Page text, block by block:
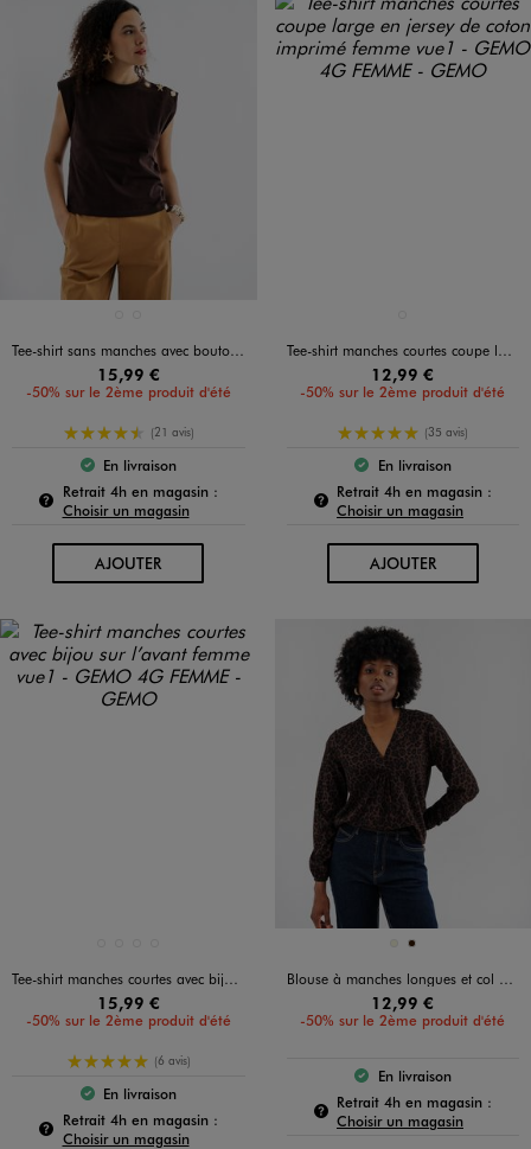
Tee-shirt sans manches avec boutons fantaisie sur l’épaule femme
15,99 €
-50% sur le 2ème produit d'été
4.5/5 de moyenne
(21 avis)
Le produit est disponible :
En livraison
Retrait 4h en magasin :Pour connaître la disponibilité de ce produit :
Choisir un magasin
AJOUTERAU PANIER
Tee-shirt manches courtes coupe large en jersey de coton imprimé femme
12,99 €
-50% sur le 2ème produit d'été
5/5 de moyenne
(35 avis)
Le produit est
En livraison
Retrait 4h en magasin :
Choisir un magasin
AJOUTERAU PANIER
Tee-shirt manches courtes avec bijou sur l’avant femme
15,99 €
-50% sur le 2ème produit d'été
5/5 de moyenne
(6 avis)
Le produit est disponible :
En livraison
Retrait 4h en magasin :Pour connaître la disponibilité de ce produit :
Choisir un magasin
Disponible en 2 coloris
BEIGEMARRON FONCE
Blouse à manches longues et col V imprimée femme
12,99 €
-50% sur le 2ème produit d'été
Le produit est
En livraison
Retrait 4h en magasin :
Choisir un magasin